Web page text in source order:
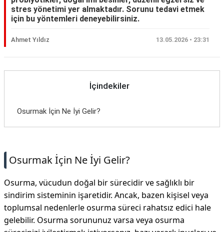
stres yönetimi yer almaktadır. Sorunu tedavi etmek
için bu yöntemleri deneyebilirsiniz.
Ahmet Yıldız 13.05.2026 • 23:31
İçindekiler
Osurmak İçin Ne İyi Gelir?
Osurmak İçin Ne İyi Gelir?
Osurma, vücudun doğal bir sürecidir ve sağlıklı bir
sindirim sisteminin işaretidir. Ancak, bazen kişisel veya
toplumsal nedenlerle osurma süreci rahatsız edici hale
gelebilir. Osurma sorununuz varsa veya osurma